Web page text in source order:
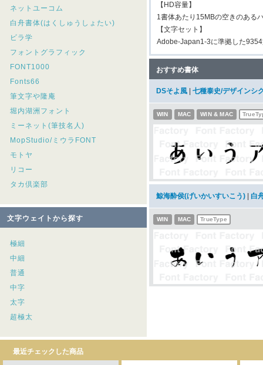
ネットユーコム
白舟書体(はくしゅうしょたい)
ビラ学
フォントグラフィック
FONT1000
Fonts66
筆文字や隆庵
堀内湖洲フォント
ミーネット(筆技名人)
MopStudio/ミウラFONT
モトヤ
リコー
タカ倶楽部
文字ウェイトから探す
極細
中細
普通
中字
太字
超極太
【HD容量】
1書体あたり15MBの空きのある
【文字セット】
Adobe-Japan1-3に準拠した
おすすめ書体
DSそよ風 七種泰史/デザインシ
WIN MAC WIN & MAC
鯨海酔侯(げいかいすいこう) 白
WIN MAC TrueType
最近チェックした商品